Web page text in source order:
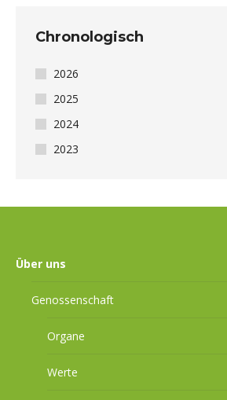
Chronologisch
2026
2025
2024
2023
Über uns
Genossenschaft
Organe
Werte